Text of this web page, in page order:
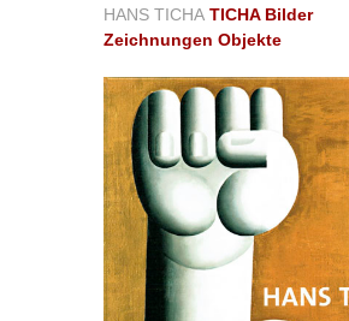
HANS TICHATICHA Bilder
Zeichnungen Objekte